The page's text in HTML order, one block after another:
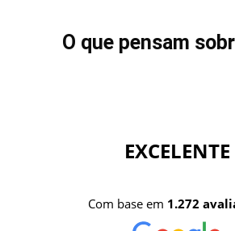
O que pensam
EXCELENTE
Com base em 1.272